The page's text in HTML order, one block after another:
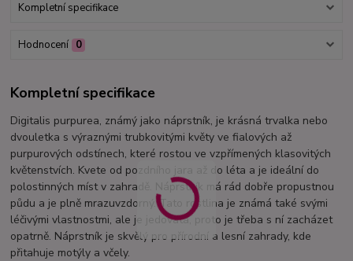
Kompletní specifikace
Hodnocení 0
Kompletní specifikace
Digitalis purpurea, známý jako náprstník, je krásná trvalka nebo
dvouletka s výraznými trubkovitými květy ve fialových až
purpurových odstínech, které rostou ve vzpřímených klasovitých
květenstvích. Kvete od pozdního jara až do léta a je ideální do
polostinných míst v zahradě. Náprstník má rád dobře propustnou
půdu a je plně mrazuvzdorný. Tato rostlina je známá také svými
léčivými vlastnostmi, ale je jedovatá, proto je třeba s ní zacházet
opatrně. Náprstník je skvělý pro přírodní a lesní zahrady, kde
přitahuje motýly a včely.